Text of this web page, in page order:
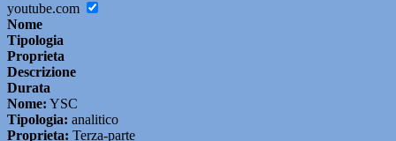
youtube.com
Nome
Tipologia
Proprieta
Descrizione
Durata
Nome: YSC
Tipologia: analitico
Proprieta: Terza-parte